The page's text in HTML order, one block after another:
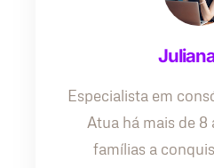
Especialista em
Atua há mais de 8
famílias a